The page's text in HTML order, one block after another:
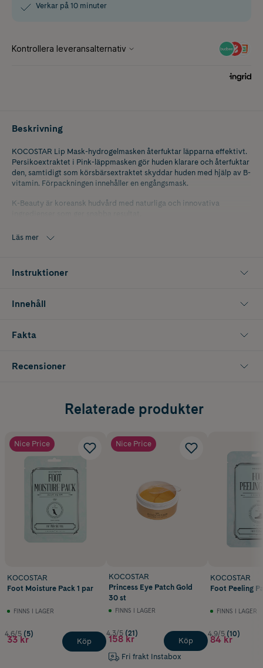
Verkar på 10 minuter
Beskrivning
KOCOSTAR Lip Mask-hydrogelmasken återfuktar läpparna effektivt.
Persikoextraktet i Pink-läppmasken gör huden klarare och återfuktar
den, samtidigt som körsbärsextraktet skyddar huden med hjälp av B-
vitamin. Förpackningen innehåller en engångsmask.
K-Beauty är koreansk hudvård med naturliga och innovativa
Läs mer
Instruktioner
Innehåll
Fakta
Recensioner
Relaterade produkter
Nice Price
KOCOSTAR
Foot Moisture Pack 1 par
FINNS I LAGER
4.6/5 (5)
33 kr Köp
Nice Price
KOCOSTAR
Princess Eye Patch Gold
30 st
FINNS I LAGER
4.3/5 (21)
158 kr
Fri frakt Instabox
Köp
KOCOSTAR
Foot Peeling
FINNS I LAGER
4.9/5 (10)
84 kr